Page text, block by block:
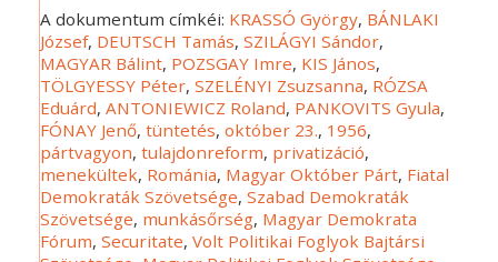
A dokumentum címkéi: KRASSÓ György, BÁNLAKI
József, DEUTSCH Tamás,SZILÁGYI Sándor,
MAGYAR Bálint, POZSGAY Imre, KIS János,
TÖLGYESSY Péter,SZELÉNYI Zsuzsanna, RÓZSA
Eduárd,ANTONIEWICZ Roland, PANKOVITS Gyula,
FÓNAY Jenő,tüntetés,október 23., 1956,
pártvagyon,tulajdonreform, privatizáció,
menekültek, Románia, Magyar Október Párt, Fiatal
Demokraták Szövetsége,Szabad Demokraták
Szövetsége, munkásőrség, Magyar Demokrata
Fórum,Securitate,Volt Politikai Foglyok Bajtársi